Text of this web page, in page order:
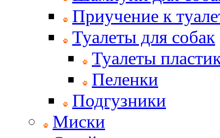
Приучение к
Туалеты для собак
Туалеты
Пеленки
Подгузники
Миски